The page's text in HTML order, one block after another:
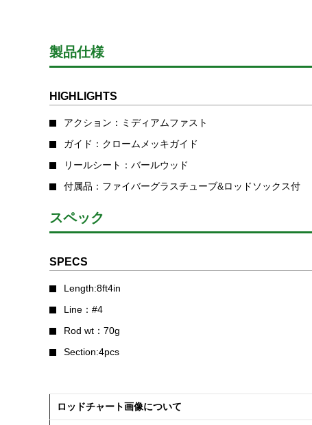
製品仕様
HIGHLIGHTS
アクション：ミディアムファスト
ガイド：クロームメッキガイド
リールシート：バールウッド
付属品：ファイバーグラスチューブ&ロッドソックス付
スペック
SPECS
Length:8ft4in
Line：#4
Rod wt：70g
Section:4pcs
ロッドチャート画像について